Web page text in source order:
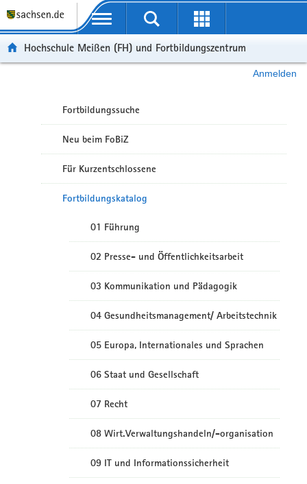
Portalübergreifende Navigation
Hochschule Meißen (FH) und Fortbildungszentrum
Anmelden
Fortbildungssuche
Neu beim FoBiZ
Für Kurzentschlossene
Fortbildungskatalog
01 Führung
02 Presse- und Öffentlichkeitsarbeit
03 Kommunikation und Pädagogik
04 Gesundheitsmanagement/ Arbeitstechnik
05 Europa, Internationales und Sprachen
06 Staat und Gesellschaft
07 Recht
08 Wirt.Verwaltungshandeln/-organisation
09 IT und Informationssicherheit